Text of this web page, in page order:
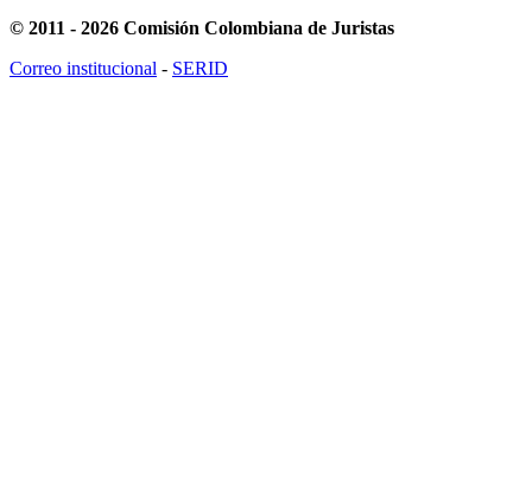
© 2011 - 2026 Comisión Colombiana de Juristas
Correo institucional - SERID